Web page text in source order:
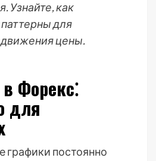
Узнайте, как
для
цены.
Форекс⁚
для
графики постоянно